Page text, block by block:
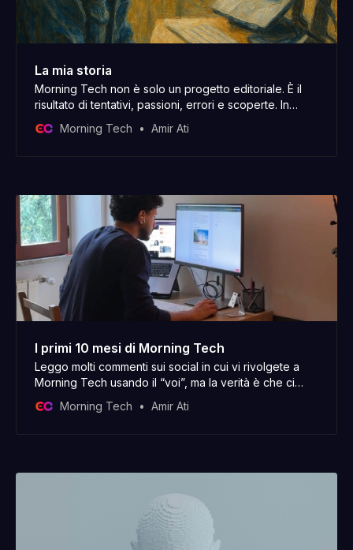
La mia storia
Morning Tech non è solo un progetto editoriale. È il
risultato di tentativi, passioni, errori e scoperte. In
righe della mia storia.
Morning Tech Amir Ati
I primi 10 mesi di Morning Tech
Leggo molti commenti sui social in cui vi rivolgete a
Morning Tech usando il “voi”, ma la verità è che ci
iniziato a scrivere questo post il 30 dicembre e oggi, il
Morning Tech Amir Ati